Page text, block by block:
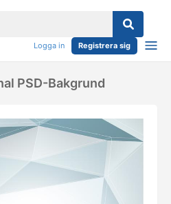
Logga in Registrera sig
PSD-Bakgrund